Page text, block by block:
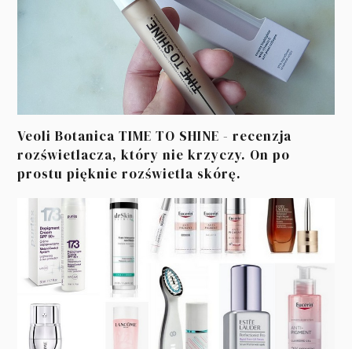
Veoli Botanica TIME TO SHINE - recenzja
rozświetlacza, który nie krzyczy. On po
prostu pięknie rozświetla skórę.